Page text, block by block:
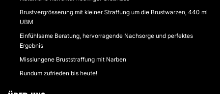
Brustvergrösserung mit kleiner Straffung um die Brustwarzen, 440 ml
UBM
Einfühlsame Beratung, hervorragende Nachsorge und perfektes
Ergebnis
Misslungene Bruststraffung mit Narben
Rundum zufrieden bis heute!